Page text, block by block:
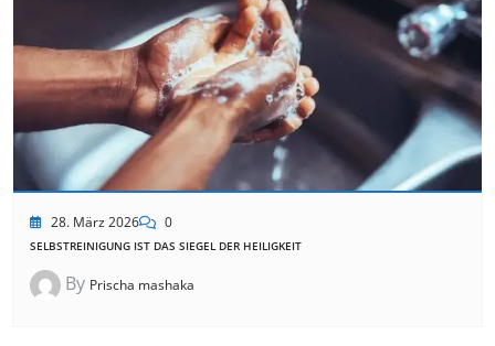
28. März 2026 0
SELBSTREINIGUNG IST DAS SIEGEL DER HEILIGKEIT
By Prischa mashaka